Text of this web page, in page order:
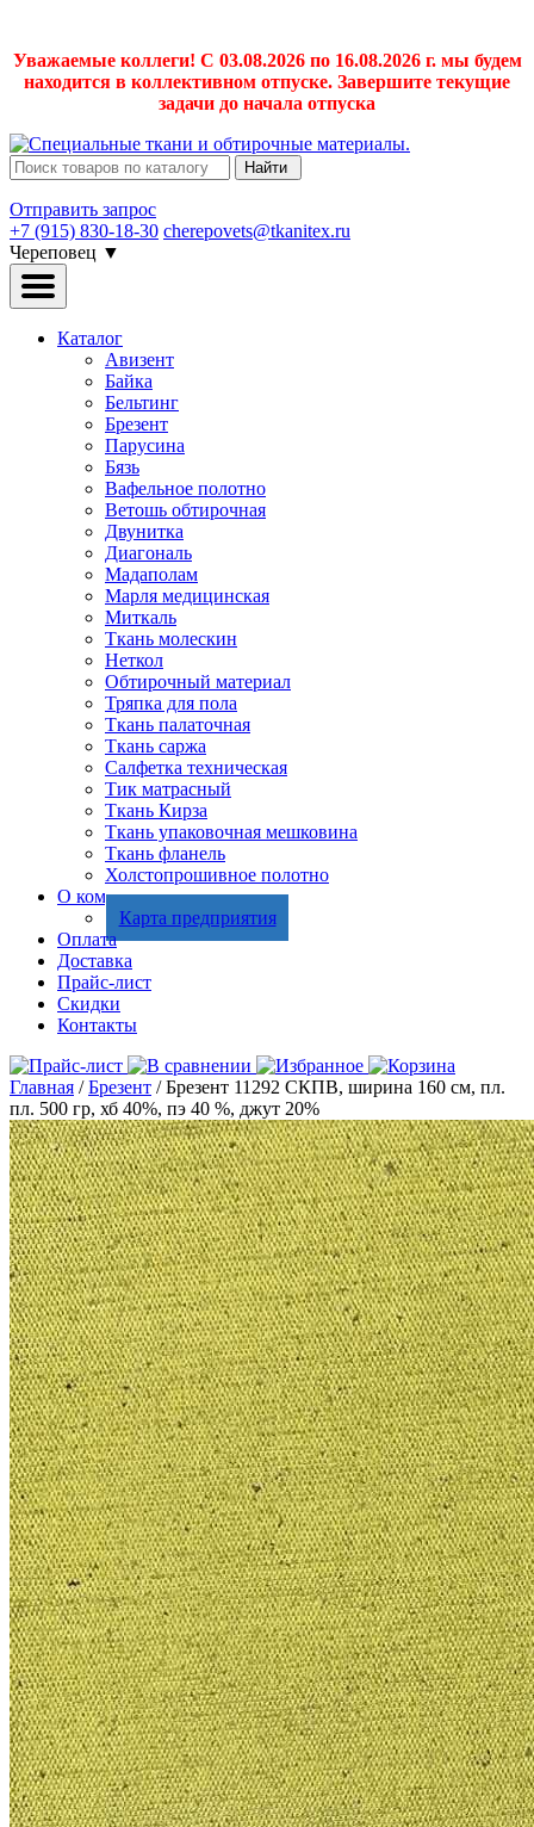
Уважаемые коллеги! С 03.08.2026 по 16.08.2026 г. мы будем
находится в коллективном отпуске. Завершите текущие
задачи до начала отпуска
Найти
Отправить запрос
+7 (915) 830-18-30 cherepovets@tkanitex.ru
Череповец ▼
Каталог
Авизент
Байка
Бельтинг
Брезент
Парусина
Бязь
Вафельное полотно
Ветошь обтирочная
Двунитка
Диагональ
Мадаполам
Марля медицинская
Миткаль
Ткань молескин
Неткол
Обтирочный материал
Тряпка для пола
Ткань палаточная
Ткань саржа
Салфетка техническая
Тик матрасный
Ткань Кирза
Ткань упаковочная мешковина
Ткань фланель
Холстопрошивное полотно
О компании
Карта предприятия
Оплата
Доставка
Прайс-лист
Скидки
Контакты
Главная /Брезент / Брезент 11292 СКПВ, ширина 160 см, пл.
пл. 500 гр, хб 40%, пэ 40 %, джут 20%